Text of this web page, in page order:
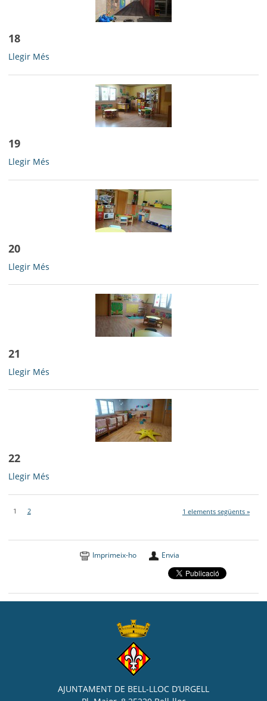
18
18
Llegir Més
19
19
Llegir Més
20
20
Llegir Més
21
21
Llegir Més
22
22
Llegir Més
1 elements següents »
1 2
Imprimeix-ho Envia
AJUNTAMENT DE BELL-LLOC D’URGELL